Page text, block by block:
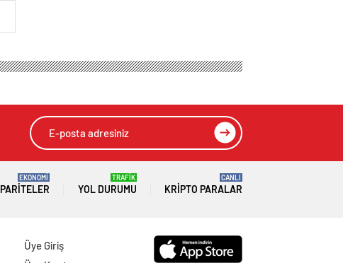
PARITELER
EKONOMİ
YOL DURUMU
TRAFİK
KRIPTO PARALAR
CANLI
Üye Giriş